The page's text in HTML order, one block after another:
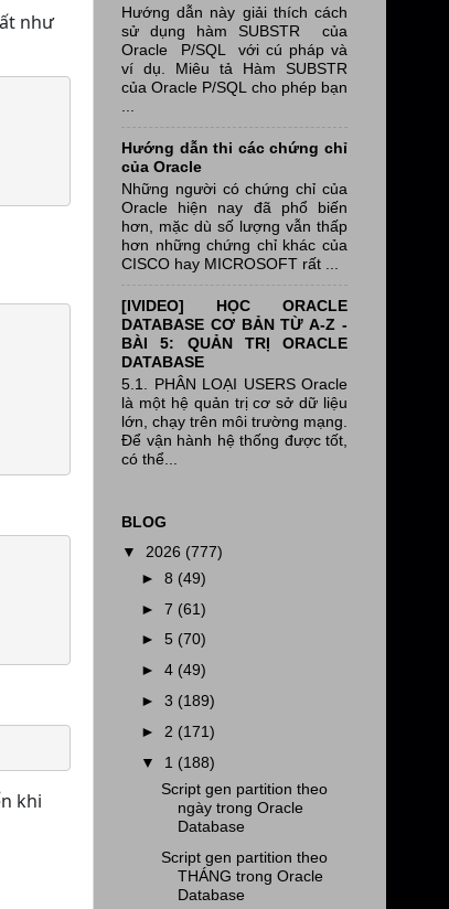
như
khi
Hướng dẫn này giải thích cách
sử dụng hàm SUBSTR của
Oracle P/SQL với cú pháp và
ví dụ. Miêu tả Hàm SUBSTR
của Oracle P/SQL cho phép bạn
Hướng dẫn thi các chứng chỉ
của Oracle
Những người có chứng chỉ của
Oracle hiện nay đã phổ biến
hơn, mặc dù số lượng vẫn thấp
hơn những chứng chỉ khác của
CISCO hay MICROSOFT rất ...
[IVIDEO] HỌC ORACLE
DATABASE CƠ BẢN TỪ A-Z -
BÀI 5: QUẢN TRỊ ORACLE
DATABASE
5.1. PHÂN LOẠI USERS Oracle
là một hệ quản trị cơ sở dữ liệu
lớn, chạy trên môi trường mạng.
Để vận hành hệ thống được tốt,
có thể...
BLOG
▼ 2026 (777)
►8 (49)
►7 (61)
►5 (70)
►4 (49)
►3 (189)
► 2 (171)
▼ 1 (188)
Script gen partition theo
ngày trong Oracle
Database
Script gen partition theo
THÁNG trong Oracle
Database